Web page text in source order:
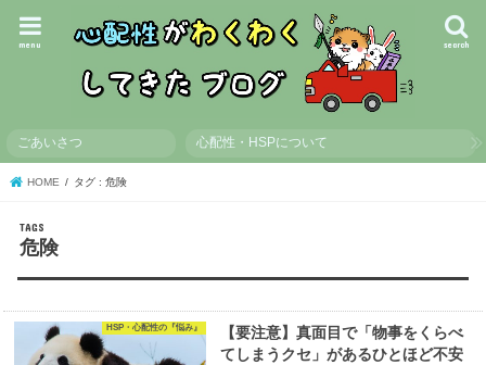
search
menu
ごあいさつ 心配性・HSPについて
HOME タグ : 危険
危険
HSP・心配性の『悩み』
【要注意】真面目で「物事をくらべ
てしまうクセ」があるひとほど不安